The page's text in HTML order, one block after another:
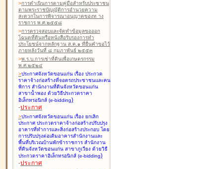
>การดำเนินการตามคู่มือสำหรับประชาชน
ตามพระราชบัญญัติการอำนวยความ
สะดวกในการพิจารณาอนุญาตของท าง
ราชการ พ.ศ.๒๕๕๘
>การตรวจสอบและจัดทำข้อมูลขอออก
โฉนดที่ดินหรือหนังสือรับรองการทำ
ประโยชน์จากหลักฐาน ส.ค.๑ ที่ยื่นคำขอไว้
ภายหลังวันที่ ๘ กุมภาพันธ์ ๒๕๕๓
>พ.ร.บ.การเช่าที่ดินเพื่อเกษตรกรรม
พ.ศ.๒๕๒๔
>ประกาศจังหวัดขอนแก่น เรื่อง ประกวด
ราคาจ้างก่อสร้างที่จอดรถประชาชนและคน
พิการ สำนักงานที่ดินจังหวัดขอนแก่น
สาขาน้ำพอง ด้วยวิธีประกวดราคา
อิเล็กทรอนิกส์ (e-bidding)
-ประกาศ
>ประกาศจังหวัดขอนแก่น เรื่อง ยกเลิก
ประกาศ ประกวดราคาจ้างก่อสร้างปรับปรุง
อาคารที่ทำการและสิ่งก่อสร้างประกอบ โดย
การปรับปรุงต่อเติมอาคารสำนักงานและ
พื้นที่บริเวณบ้านพักข้าราชการ สำนักงาน
ที่ดินจังหวัดขอนแก่น สาขาภูเวียง ด้วยวิธี
ประกวดราคาอิเล็กทรอนิกส์ (e-bidding)
-ประกาศ